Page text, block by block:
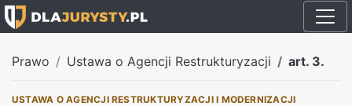
Prawo Ustawa o Agencji Restrukturyzacji art. 3.
USTAWA O AGENCJI RESTRUKTURYZACJI I MODERNIZACJI